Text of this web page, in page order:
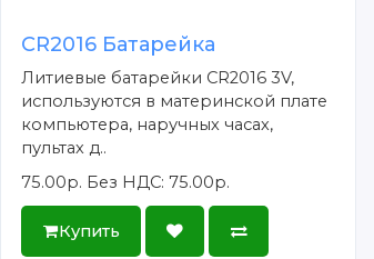
CR2016 Батарейка
Литиевые батарейки CR2016 3V,
используются в материнской плате
компьютера, наручных часах,
пультах д..
75.00р. Без НДС: 75.00р.
Купить